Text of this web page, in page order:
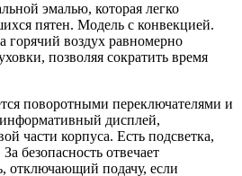
эмалью, которая легко
пятен. Модель с конвекцией.
воздух равномерно
позволяя сократить время
поворотными переключателями и
дисплей,
части корпуса. Есть подсветка,
безопасность отвечает
отключающий подачу, если